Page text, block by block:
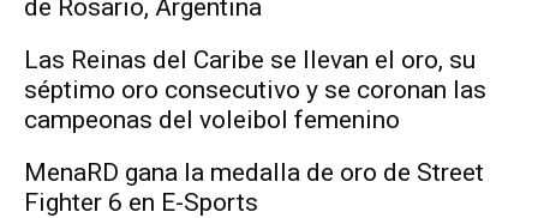
de Rosario, Argentina
Las Reinas del Caribe se llevan el oro, su
séptimo oro consecutivo y se coronan las
campeonas del voleibol femenino
MenaRD gana la medalla de oro de Street
Fighter 6 en E-Sports